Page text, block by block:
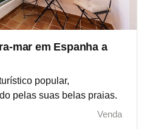
mar em Espanha a
popular,
pelas suas belas praias.
Venda